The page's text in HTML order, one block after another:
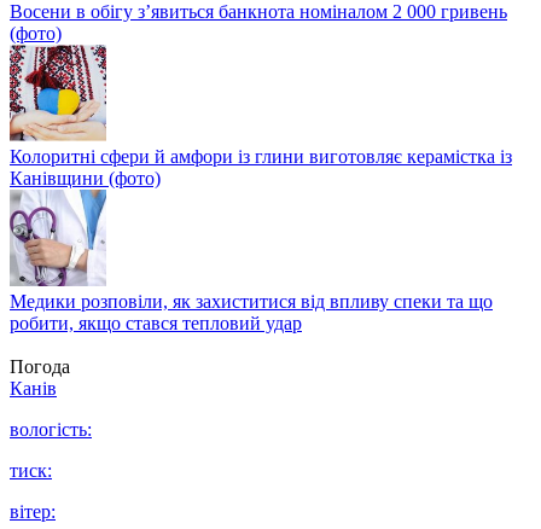
Восени в обігу з’явиться банкнота номіналом 2 000 гривень
(фото)
Колоритні сфери й амфори із глини виготовляє керамістка із
Канівщини (фото)
Медики розповіли, як захиститися від впливу спеки та що
робити, якщо стався тепловий удар
Погода
Канів
вологість:
тиск:
вітер: